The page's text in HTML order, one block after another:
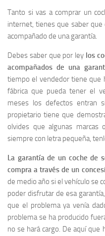
Tanto si vas a comprar un
internet, tienes que saber
acompañado de una garantía.
Debes saber que por ley los
acompañados de una
tiempo el vendedor tiene que
fábrica que pueda tener el
meses los defectos entran
propietario tiene que
olvides que algunas marcas
siempre con letra pequeña,
La garantía de un coche de
compra a través de un
de medio año si el vehículo se
poder disfrutar de esa
que el problema ya venía
problema se ha producido
no se hará cargo. De aquí que